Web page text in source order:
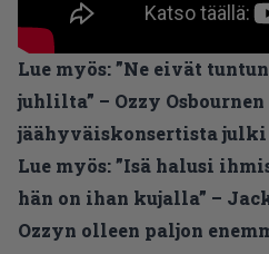
Lue myös:”Ne eivät
juhlilta” – Ozzy
jäähyväiskonsertista julki
Lue myös:”Isä halusi
hän on ihan kujalla” –
Ozzyn olleen paljon